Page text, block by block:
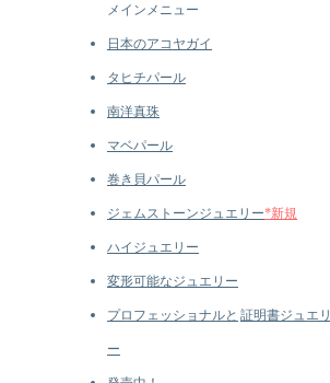
メインメニュー
日本のアコヤガイ
タヒチパール
南洋真珠
マベパール
巻き貝パール
ジェムストーンジュエリー*新規
ハイジュエリー
変形可能なジュエリー
プロフェッショナルと 証明書ジュエリ
ー